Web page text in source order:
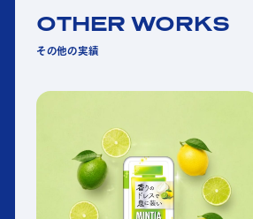
OTHER WORKS
その他の実績